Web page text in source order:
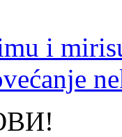
i